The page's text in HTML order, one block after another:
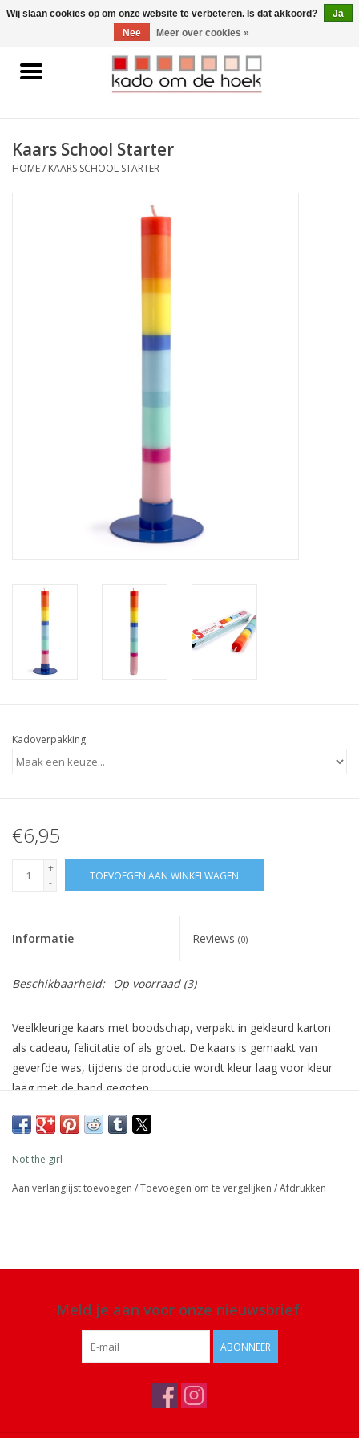
0 Artikelen - €0,00
Home
Gadgets
Kaars School Starter
HOME/ KAARS SCHOOL STARTER
Kadoverpakking:
€6,95
+
-
TOEVOEGEN AAN WINKELWAGEN
Informatie Reviews (0)
Beschikbaarheid: Op voorraad(3)
Veelkleurige kaars met boodschap, verpakt in gekleurd karton
als cadeau, felicitatie of als groet. De kaars is gemaakt van
geverfde was, tijdens de productie wordt kleur laag voor kleur
laag met de hand gegoten.
Afmeting: 23 cm x Ø 2,2 cm
kleurstoffen
Details: 8-9 uur brandtijd, niet druipend, veganistisch, geen
Not the girl
Aan verlanglijst toevoegen /Toevoegen om te vergelijken /Afdrukken
Meld je aan voor onze nieuwsbrief:
ABONNEER
Wij slaan cookies op om onze website te verbeteren. Is dat akkoord?
Ja
Nee
Meer over cookies »